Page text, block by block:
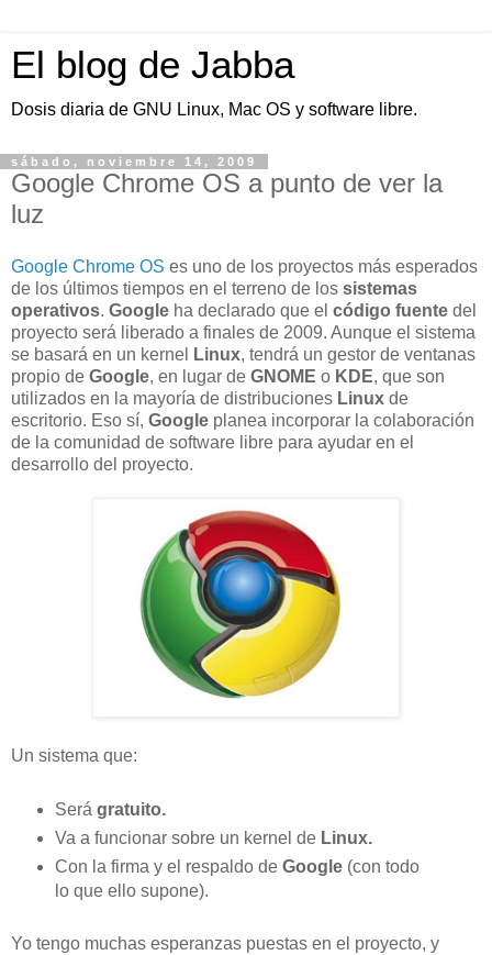
El blog de Jabba
Dosis diaria de GNU Linux, Mac OS y software libre.
sábado, noviembre 14, 2009
Google Chrome OS a punto de ver la
luz
Google Chrome OS es uno de los proyectos más esperados
de los últimos tiempos en el terreno de los sistemas
operativos. Google ha declarado que el código fuente del
proyecto será liberado a finales de 2009. Aunque el sistema
se basará en un kernel
Linux, tendrá un gestor de ventanas
propio de Google, en lugar de GNOME o KDE, que son
utilizados en la mayoría de distribuciones Linux de
escritorio. Eso sí, Google planea incorporar la colaboración
de la comunidad de software libre para ayudar en el
desarrollo del proyecto.
Un sistema que:
Será gratuito.
Va a funcionar sobre un kernel de Linux.
Con la firma y el respaldo de Google(con todo
lo que ello supone).
Yo tengo muchas esperanzas puestas en el proyecto, y